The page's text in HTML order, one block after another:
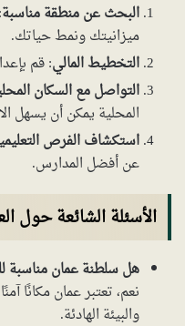
البحث عن منطقة مناسبة
ميزانيتك ونمط حياتك.
التخطيط المالي: قم
التواصل مع السكان
المحلية يمكن أن يسهل
استكشاف الفرص
عن أفضل المدارس.
الأسئلة الشائعة
هل سلطنة عمان مناسبة
نعم، تعتبر عمان مكانًا
والبيئة الهادئة.